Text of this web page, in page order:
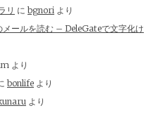
リ に bgnori より
ールを読む – DeleGateで文字化け
より
bonlife より
より